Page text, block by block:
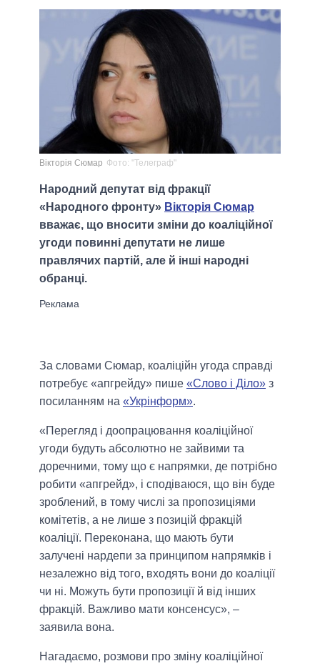
Вікторія Сюмар Фото: "Телеграф"
Народний депутат від фракції
«Народного фронту» Вікторія Сюмар
вважає, що вносити зміни до коаліційної
угоди повинні депутати не лише
правлячих партій, але й інші народні
обранці.
За словами Сюмар, коаліційн угода справді
потребує «апгрейду» пише «Слово і Діло» з
посиланням на «Укрінформ».
«Перегляд і доопрацювання коаліційної
угоди будуть абсолютно не зайвими та
доречними, тому що є напрямки, де потрібно
робити «апгрейд», і сподіваюся, що він буде
зроблений, в тому числі за пропозиціями
комітетів, а не лише з позицій фракцій
коаліції. Переконана, що мають бути
залучені нардепи за принципом напрямків і
незалежно від того, входять вони до коаліції
чи ні. Можуть бути пропозиції й від інших
фракцій. Важливо мати консенсус», –
заявила вона.
Нагадаємо, розмови про зміну коаліційної